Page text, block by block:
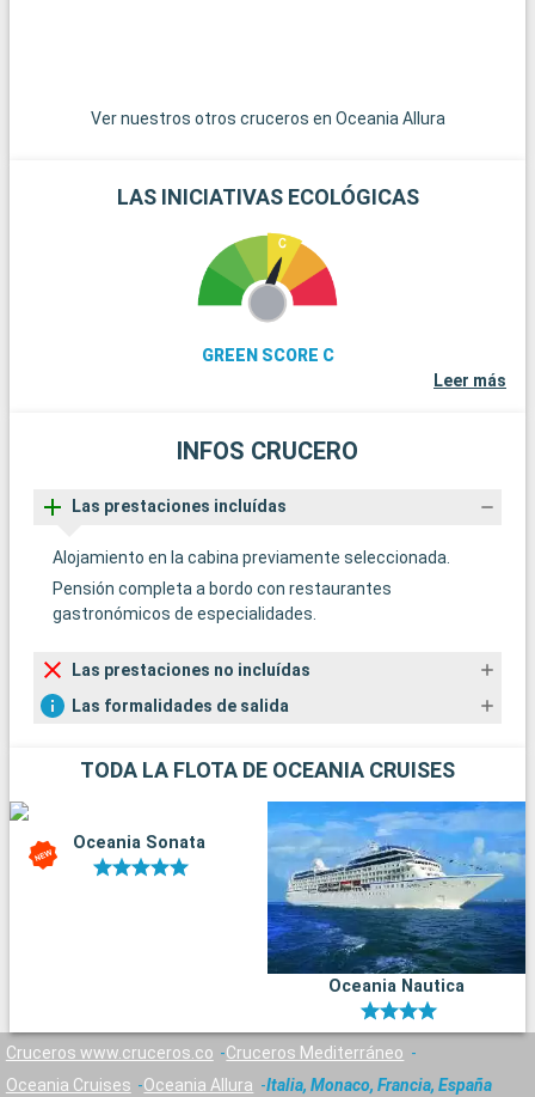
italianos.Ver nuestros otros cruceros en Oceania Allura
LAS INICIATIVAS ECOLÓGICAS
GREEN SCORE C
Leer más
INFOS CRUCERO
Las prestaciones incluídas
Alojamiento en la cabina previamente seleccionada.
Pensión completa a bordo con restaurantes
gastronómicos de especialidades.
Las prestaciones no incluídas
Las formalidades de salida
TODA LA FLOTA DE OCEANIA CRUISES
Oceania Sonata
Oceania Nautica
Cruceros www.cruceros.co
Cruceros Mediterráneo
Oceania Cruises
Oceania Allura Italia, Monaco, Francia, España